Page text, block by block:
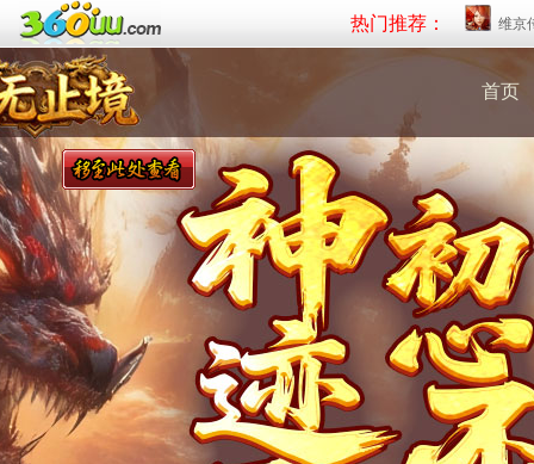
热门推荐： 维京
首页